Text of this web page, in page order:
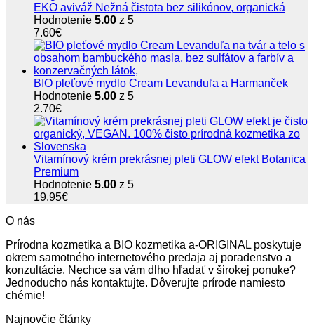
EKO aviváž Nežná čistota bez silikónov, organická
Hodnotenie 5.00 z 5
7.60€
BIO pleťové mydlo Cream Levanduľa a Harmanček
Hodnotenie 5.00 z 5
2.70€
Vitamínový krém prekrásnej pleti GLOW efekt Botanica
Premium
Hodnotenie 5.00 z 5
19.95€
O nás
Prírodna kozmetika a BIO kozmetika a-ORIGINAL poskytuje
okrem samotného internetového predaja aj poradenstvo a
konzultácie. Nechce sa vám dlho hľadať v širokej ponuke?
Jednoducho nás kontaktujte. Dôverujte prírode namiesto
chémie!
Najnovčie články